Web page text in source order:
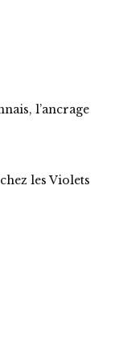
l’ancrage
les Violets